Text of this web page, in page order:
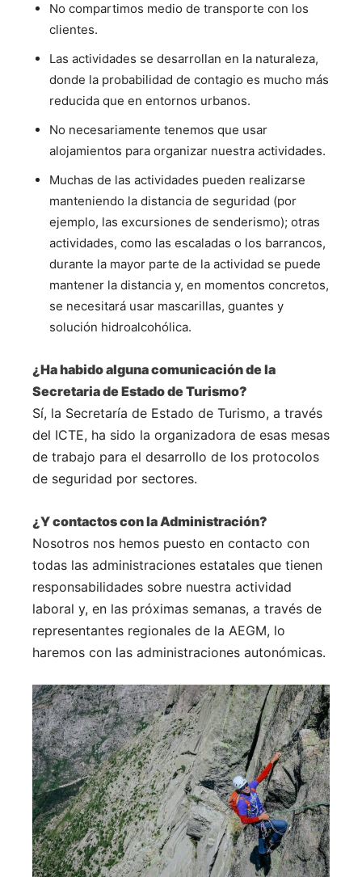
No compartimos medio de transporte con los
clientes.
Las actividades se desarrollan en la naturaleza,
donde la probabilidad de contagio es mucho más
reducida que en entornos urbanos.
No necesariamente tenemos que usar
alojamientos para organizar nuestra actividades.
Muchas de las actividades pueden realizarse
manteniendo la distancia de seguridad (por
ejemplo, las excursiones de senderismo); otras
actividades, como las escaladas o los barrancos,
durante la mayor parte de la actividad se puede
mantener la distancia y, en momentos concretos,
se necesitará usar mascarillas, guantes y
solución hidroalcohólica.
¿Ha habido alguna comunicación de la
Secretaria de Estado de Turismo?
Sí, la Secretaría de Estado de Turismo, a través
del ICTE, ha sido la organizadora de esas mesas
de trabajo para el desarrollo de los protocolos
de seguridad por sectores.
¿Y contactos con la Administración?
Nosotros nos hemos puesto en contacto con
todas las administraciones estatales que tienen
responsabilidades sobre nuestra actividad
laboral y, en las próximas semanas, a través de
representantes regionales de la AEGM, lo
haremos con las administraciones autonómicas.